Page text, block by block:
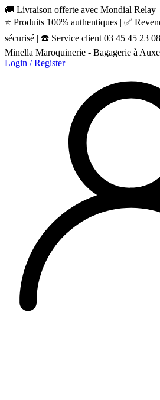
🚚 Livraison offerte avec Mondial Relay
⭐ Produits 100% authentiques | ✅
sécurisé | ☎️ Service client 03 45 45 23 08
Minella Maroquinerie - Bagagerie à
Login / Register